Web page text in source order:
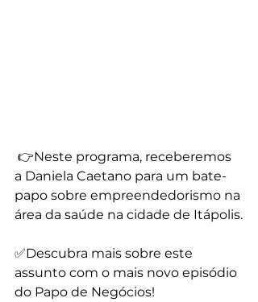
a Daniela Caetano para um bate-
papo sobre empreendedorismo na
área da saúde na cidade de Itápolis.
✅Descubra mais sobre este
assunto com o mais novo episódio
do Papo de Negócios!